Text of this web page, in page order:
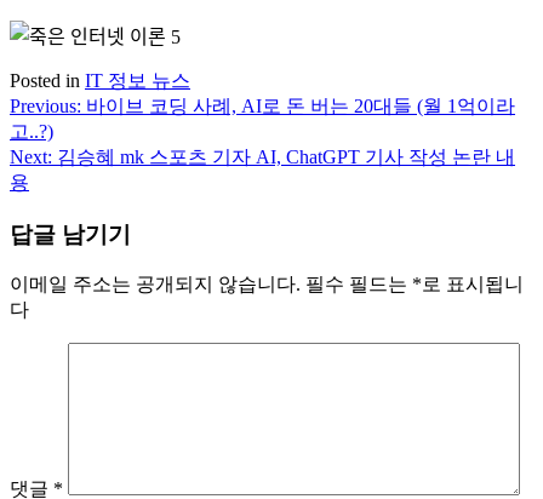
Posted in IT 정보 뉴스
글
내
비
게
션
Previous: 바이브 코딩 사례, AI로 돈 버는 20대들 (월 1억이라
고..?)
Next: 김승혜 mk 스포츠 기자 AI, ChatGPT 기사 작성 논란 내
용
답글 남기기
이메일 주소는 공개되지 않습니다. 필수 필드는 *로 표시됩니
다
댓글 *